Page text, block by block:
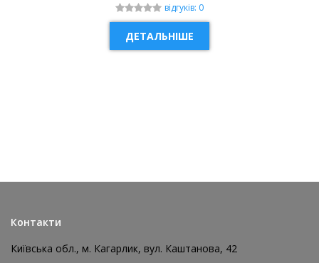
відгуків: 0
ДЕТАЛЬНІШЕ
Контакти
Київська обл., м. Кагарлик, вул. Каштанова, 42